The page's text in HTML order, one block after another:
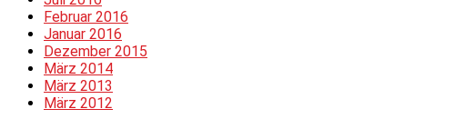
Februar 2016
Januar 2016
Dezember 2015
März 2014
März 2013
März 2012